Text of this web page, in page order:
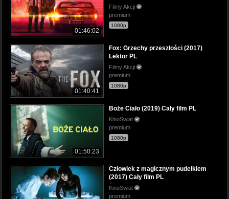
01:46:02
Filmy Akcji
premium
1080p
01:40:41
Fox: Grzechy przeszłości (2017)
Lektor PL
Filmy Akcji
premium
1080p
01:50:23
Boże Ciało (2019) Cały film PL
KinoSwiat
premium
1080p
Człowiek z magicznym pudełkiem
(2017) Cały film PL
KinoSwiat
premium